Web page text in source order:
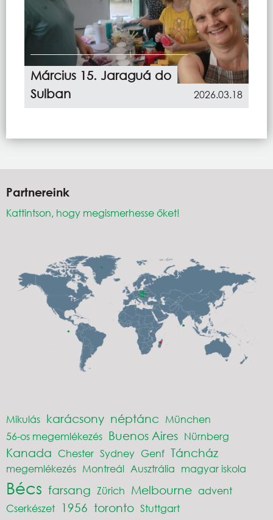
Március 15. Jaraguá do
Sulban
2026.03.18
Partnereink
Kattintson, hogy megismerhesse őket!
Mikulás karácsony néptánc München
56-os megemlékezés Buenos Aires Nürnberg
Kanada Chester Sydney Genf Táncház
megemlékezés Montreál Ausztrália magyar iskola
Bécs farsang Zürich Melbourne advent
Cserkészet
1956 toronto Stuttgart